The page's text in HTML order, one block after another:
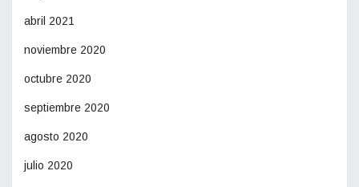
abril 2021
noviembre 2020
octubre 2020
septiembre 2020
agosto 2020
julio 2020